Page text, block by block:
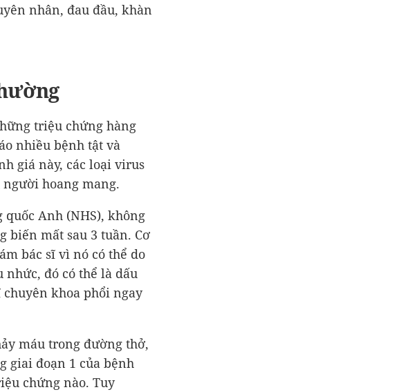
nhân, đau đầu, khàn
triệu chứng hàng
nhiều bệnh tật và
giá này, các loại virus
hoang mang.
Anh (NHS), không
biến mất sau 3 tuần. Cơ
bác sĩ vì nó có thể do
nhức, đó có thể là dấu
khoa phổi ngay
máu trong đường thở,
giai đoạn 1 của bệnh
chứng nào. Tuy